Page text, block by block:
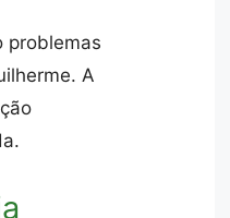
problemas
A